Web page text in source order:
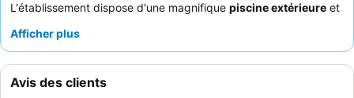
L'établissement dispose d'une magnifique piscine extérieure et
de padel et d'un jeu d'évasion pour le divertissement. Les clients
petit-déjeuner buffet
préparation d'omelettes. Pour ceux qui recherchent un confort
Afficher plus
Avis des clients